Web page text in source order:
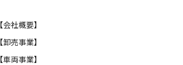
会社概要】
卸売事業】
車両事業】